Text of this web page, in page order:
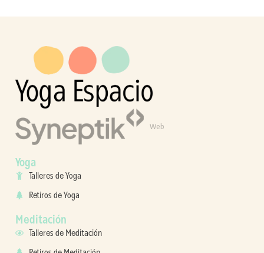
Web
Yoga
Talleres de Yoga
Retiros de Yoga
Meditación
Talleres de Meditación